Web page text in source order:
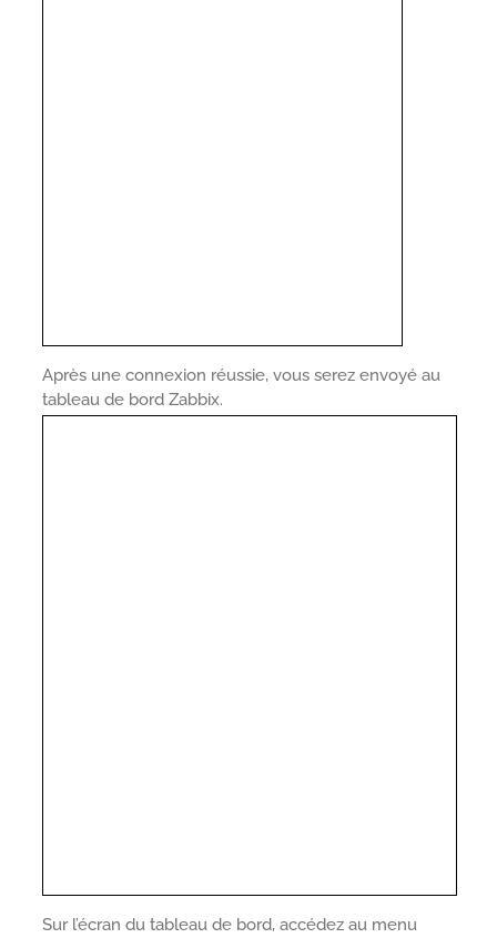
Après une connexion réussie, vous serez envoyé au
tableau de bord Zabbix.
Sur l’écran du tableau de bord, accédez au menu